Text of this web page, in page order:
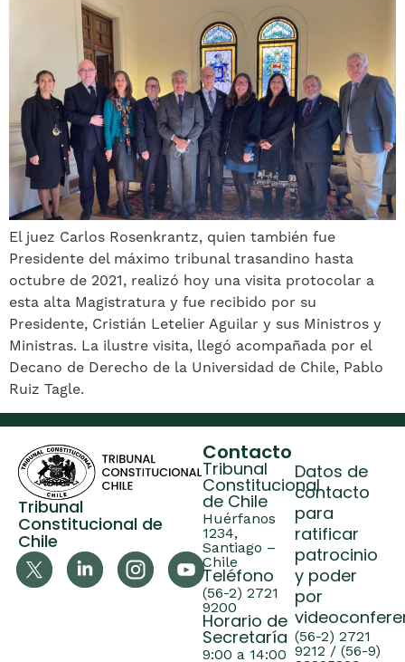
El juez Carlos Rosenkrantz, quien también fue
Presidente del máximo tribunal trasandino hasta
octubre de 2021, realizó hoy una visita protocolar a
esta alta Magistratura y fue recibido por su
Presidente, Cristián Letelier Aguilar y sus Ministros y
Ministras. La ilustre visita, llegó acompañada por el
Decano de Derecho de la Universidad de Chile, Pablo
Ruiz Tagle.
Tribunal
Constitucional de
Chile
Contacto
Tribunal
Constitucional
de Chile
Huérfanos
1234,
Santiago –
Chile
Teléfono
(56-2) 2721
9200
Horario de
Secretaría
9:00 a 14:00
Datos de
contacto
para
ratificar
patrocinio
y poder
por
(56-2) 2721
9212 / (56-9)